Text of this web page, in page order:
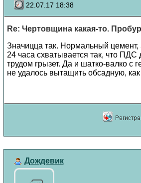
22.07.17 18:38
Re: Чертовщина какая-то.
Значицца так. Нормальный
24 часа схватывается так, что ПДС
трудом грызет. Да и шатко-валко с
не удалось вытащить обсадную,
Дождевик